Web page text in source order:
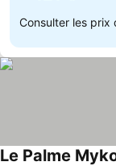
Consulter les prix
Le Palme